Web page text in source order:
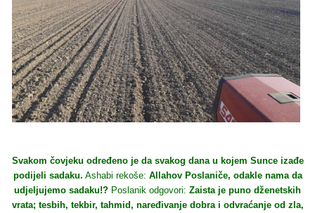
Svakom čovjeku određeno je da svakog dana u kojem Sunce izađe
podijeli sadaku. Ashabi rekoše: Allahov Poslaniče, odakle nama da
udjeljujemo sadaku!? Poslanik odgovori: Zaista je puno dženetskih
vrata; tesbih, tekbir, tahmid, naređivanje dobra i odvraćanje od zla,